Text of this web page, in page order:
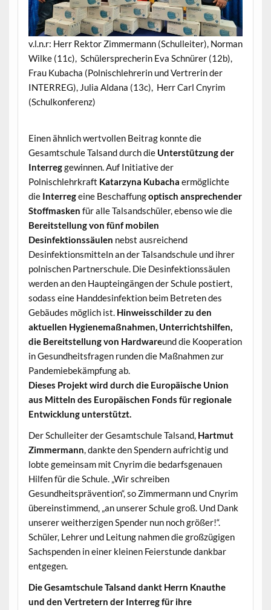
v.l.n.r: Herr Rektor Zimmermann (Schulleiter), Norman
Wilke (11c), Schülersprecherin Eva Schnürer (12b),
Frau Kubacha (Polnischlehrerin und Vertrerin der
INTERREG), Julia Aldana (13c), Herr Carl Cnyrim
(Schulkonferenz)
Einen ähnlich wertvollen Beitrag konnte die
Gesamtschule Talsand durch die Unterstützung der
Interreggewinnen. Auf Initiative der
Polnischlehrkraft Katarzyna Kubacha ermöglichte
die Interregeine Beschaffungoptisch ansprechender
Stoffmasken für alle Talsandschüler, ebenso wie die
Bereitstellung von fünf mobilen
Desinfektionssäulen nebst ausreichend
Desinfektionsmitteln an der Talsandschule und ihrer
polnischen Partnerschule. Die Desinfektionssäulen
werden an den Haupteingängen der Schule postiert,
sodass eine Handdesinfektion beim Betreten des
Gebäudes möglich ist. Hinweisschilder zu den
aktuellen Hygienemaßnahmen, Unterrichtshilfen,
die Bereitstellung von Hardwareund die Kooperation
in Gesundheitsfragen runden die Maßnahmen zur
Pandemiebekämpfung ab.
Dieses Projekt wird durch die Europäische Union
aus Mitteln des Europäischen Fonds für regionale
Entwicklung unterstützt.
Der Schulleiter der Gesamtschule Talsand, Hartmut
Zimmermann, dankte den Spendern aufrichtig und
lobte gemeinsam mit Cnyrim die bedarfsgenauen
Hilfen für die Schule. „Wir schreiben
Gesundheitsprävention“, so Zimmermann und Cnyrim
übereinstimmend, „an unserer Schule groß. Und Dank
unserer weitherzigen Spender nun noch größer!“.
Schüler, Lehrer und Leitung nahmen die großzügigen
Sachspenden in einer kleinen Feierstunde dankbar
entgegen.
Die Gesamtschule Talsand dankt Herrn Knauthe
und den Vertretern der Interreg für ihre